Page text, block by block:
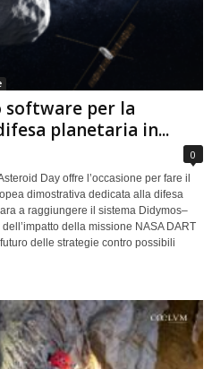
software per la
planetaria in...
0
Day offre l’occasione per fare il
dimostrativa dedicata alla difesa
a raggiungere il sistema Didymos–
della missione NASA DART
delle strategie contro possibili